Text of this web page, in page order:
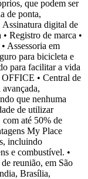
que podem ser
de ponta,
Assinatura digital de
Registro de marca •
Assessoria em
para bicicleta e
para facilitar a vida
• Central de
que nenhuma
de utilizar
com até 50% de
My Place
incluindo
e combustível. •
reunião, em São
Brasília,